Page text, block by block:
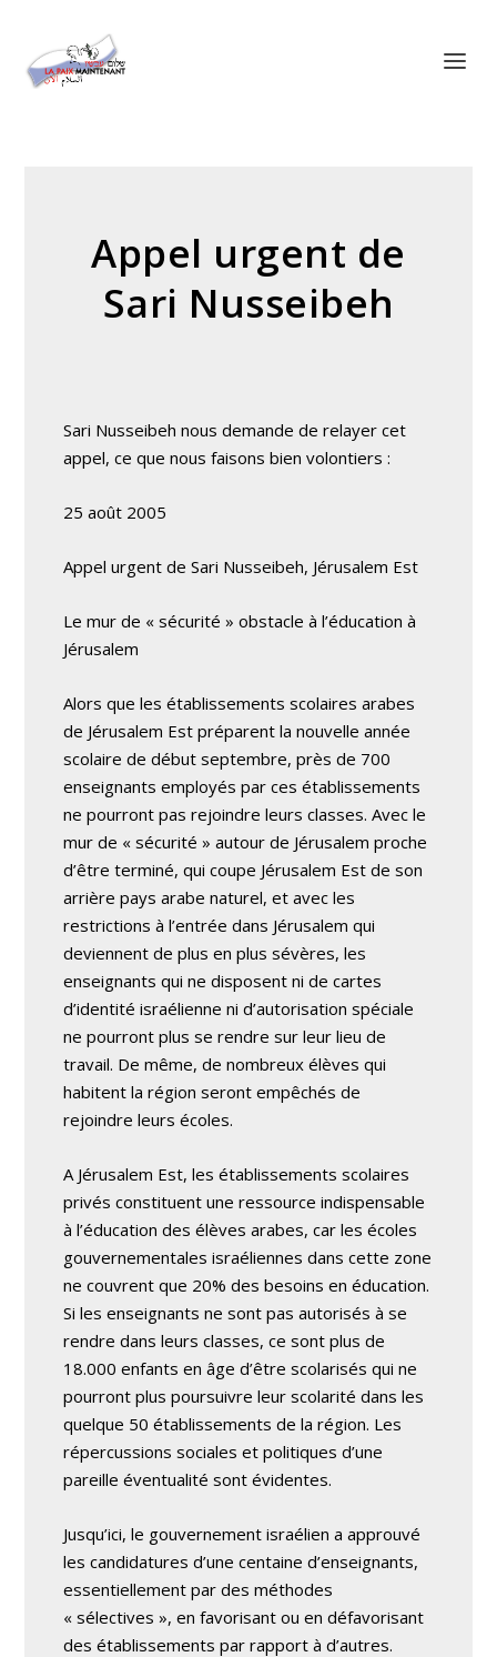
Appel urgent de
Sari Nusseibeh
Sari Nusseibeh nous demande de relayer cet
appel, ce que nous faisons bien volontiers :
25 août 2005
Appel urgent de Sari Nusseibeh, Jérusalem Est
Le mur de « sécurité » obstacle à l’éducation à
Jérusalem
Alors que les établissements scolaires arabes
de Jérusalem Est préparent la nouvelle année
scolaire de début septembre, près de 700
enseignants employés par ces établissements
ne pourront pas rejoindre leurs classes. Avec le
mur de « sécurité » autour de Jérusalem proche
d’être terminé, qui coupe Jérusalem Est de son
arrière pays arabe naturel, et avec les
restrictions à l’entrée dans Jérusalem qui
deviennent de plus en plus sévères, les
enseignants qui ne disposent ni de cartes
d’identité israélienne ni d’autorisation spéciale
ne pourront plus se rendre sur leur lieu de
travail. De même, de nombreux élèves qui
habitent la région seront empêchés de
rejoindre leurs écoles.
A Jérusalem Est, les établissements scolaires
privés constituent une ressource indispensable
à l’éducation des élèves arabes, car les écoles
gouvernementales israéliennes dans cette zone
ne couvrent que 20% des besoins en éducation.
Si les enseignants ne sont pas autorisés à se
rendre dans leurs classes, ce sont plus de
18.000 enfants en âge d’être scolarisés qui ne
pourront plus poursuivre leur scolarité dans les
quelque 50 établissements de la région. Les
répercussions sociales et politiques d’une
pareille éventualité sont évidentes.
Jusqu’ici, le gouvernement israélien a approuvé
les candidatures d’une centaine d’enseignants,
essentiellement par des méthodes
« sélectives », en favorisant ou en défavorisant
des établissements par rapport à d’autres.